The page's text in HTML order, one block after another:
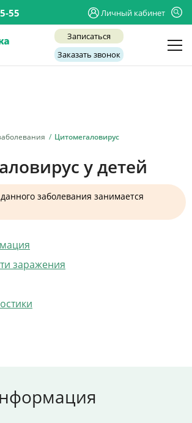
55 Личный кабинет
Записаться
Заказать звонок
Цитомегаловирус
у детей
заболевания занимается
заражения
435-55-55